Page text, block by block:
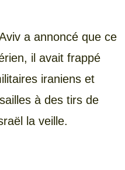
a annoncé que ce
il avait frappé
iraniens et
à des tirs de
la veille.